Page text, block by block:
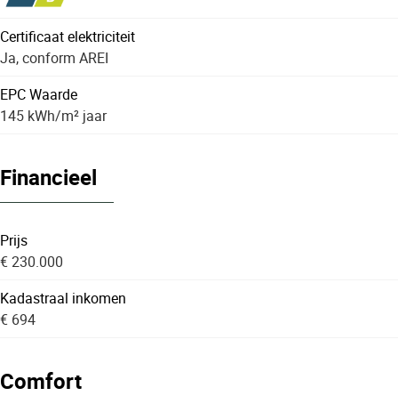
Certificaat elektriciteit
Ja, conform AREI
EPC Waarde
145 kWh/m² jaar
Financieel
Prijs
€ 230.000
Kadastraal inkomen
€ 694
Comfort